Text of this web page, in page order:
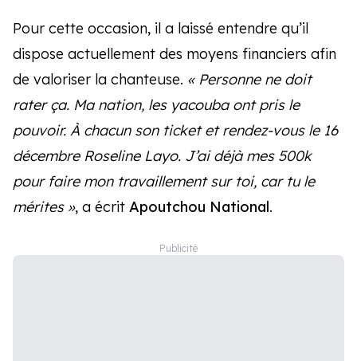
Pour cette occasion, il a laissé entendre qu’il
dispose actuellement des moyens financiers afin
de valoriser la chanteuse. « Personne ne doit
rater ça. Ma nation, les yacouba ont pris le
pouvoir. À chacun son ticket et rendez-vous le 16
décembre Roseline Layo. J’ai déjà mes 500k
pour faire mon travaillement sur toi, car tu le
mérites », a écrit Apoutchou National.